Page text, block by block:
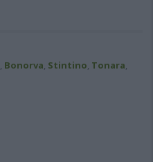
, Bonorva, Stintino, Tonara,